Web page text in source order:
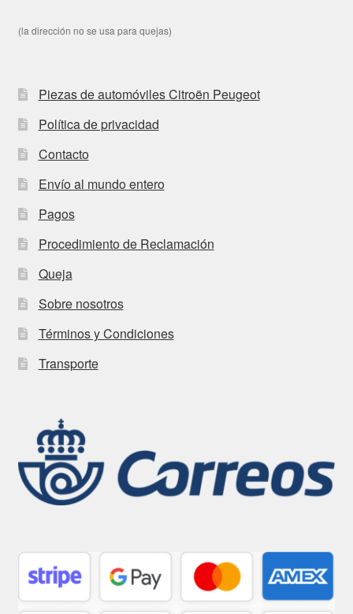
(la dirección no se usa para quejas)
Piezas de automóviles Citroën Peugeot
Política de privacidad
Contacto
Envío al mundo entero
Pagos
Procedimiento de Reclamación
Queja
Sobre nosotros
Términos y Condiciones
Transporte